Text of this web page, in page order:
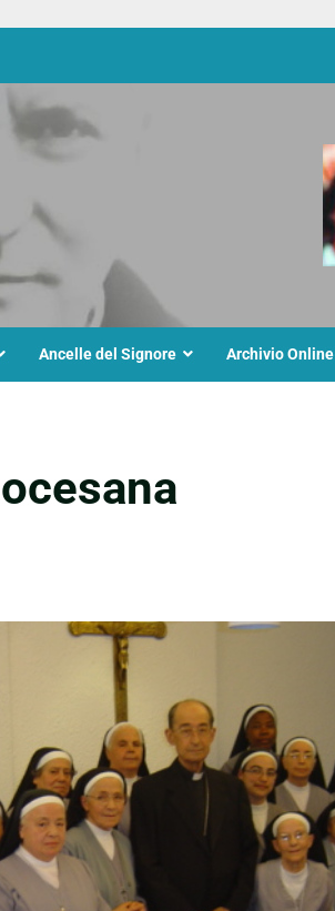
Ancelle del Signore Archivio Online